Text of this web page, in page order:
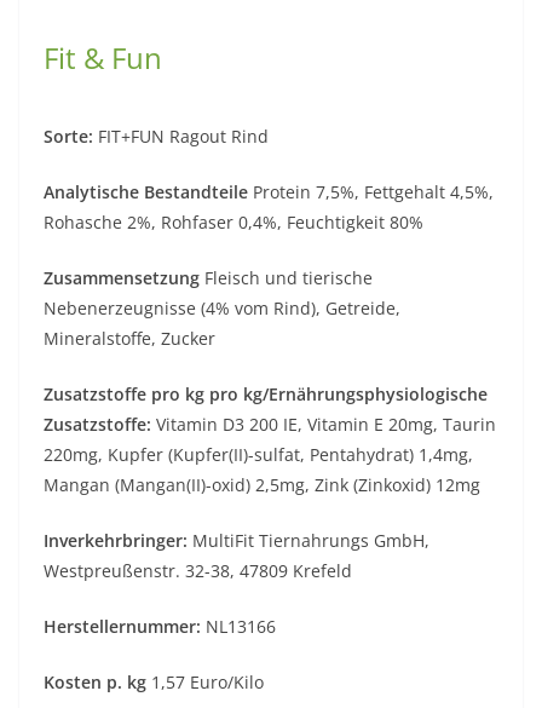
Fit & Fun
Sorte: FIT+FUN Ragout Rind
Analytische Bestandteile Protein 7,5%, Fettgehalt 4,5%,
Rohasche 2%, Rohfaser 0,4%, Feuchtigkeit 80%
Zusammensetzung Fleisch und tierische
Nebenerzeugnisse (4% vom Rind), Getreide,
Mineralstoffe, Zucker
Zusatzstoffe pro kg pro kg/Ernährungsphysiologische
Zusatzstoffe: Vitamin D3 200 IE, Vitamin E 20mg, Taurin
220mg, Kupfer (Kupfer(II)-sulfat, Pentahydrat) 1,4mg,
Mangan (Mangan(II)-oxid) 2,5mg, Zink (Zinkoxid) 12mg
Inverkehrbringer: MultiFit Tiernahrungs GmbH,
Westpreußenstr. 32-38, 47809 Krefeld
Herstellernummer: NL13166
Kosten p. kg 1,57 Euro/Kilo